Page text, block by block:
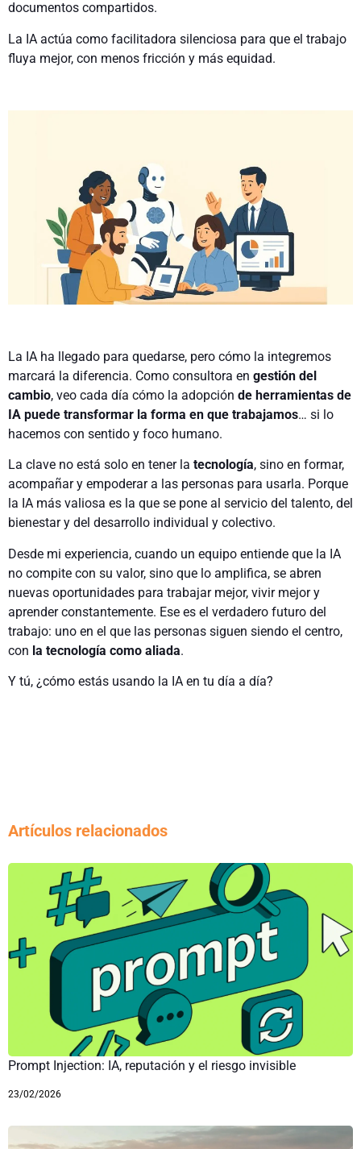
documentos compartidos.
La IA actúa como facilitadora silenciosa para que el trabajo
fluya mejor, con menos fricción y más equidad.
La IA ha llegado para quedarse, pero cómo la integremos
marcará la diferencia. Como consultora en gestión del
cambio, veo cada día cómo la adopción de herramientas de
IA puede transformar la forma en que trabajamos… si lo
hacemos con sentido y foco humano.
La clave no está solo en tener la tecnología, sino en formar,
acompañar y empoderar a las personas para usarla. Porque
la IA más valiosa es la que se pone al servicio del talento, del
bienestar y del desarrollo individual y colectivo.
Desde mi experiencia, cuando un equipo entiende que la IA
no compite con su valor, sino que lo amplifica, se abren
nuevas oportunidades para trabajar mejor, vivir mejor y
aprender constantemente. Ese es el verdadero futuro del
trabajo: uno en el que las personas siguen siendo el centro,
con la tecnología como aliada.
Y tú, ¿cómo estás usando la IA en tu día a día?
Artículos relacionados
Prompt Injection: IA, reputación y el riesgo invisible
23/02/2026